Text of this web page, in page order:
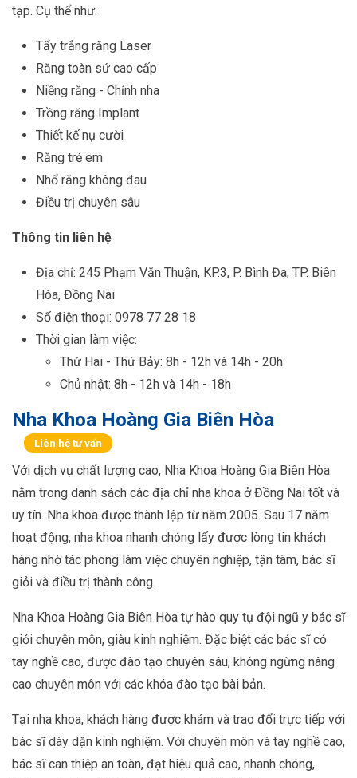
tạp. Cụ thể như:
Tẩy trắng răng Laser
Răng toàn sứ cao cấp
Niềng răng - Chỉnh nha
Trồng răng Implant
Thiết kế nụ cười
Răng trẻ em
Nhổ răng không đau
Điều trị chuyên sâu
Thông tin liên hệ
Địa chỉ: 245 Phạm Văn Thuận, KP.3, P. Bình Đa, TP. Biên
Hòa, Đồng Nai
Số điện thoại: 0978 77 28 18
Thời gian làm việc:
Thứ Hai - Thứ Bảy: 8h - 12h và 14h - 20h
Chủ nhật: 8h - 12h và 14h - 18h
Nha Khoa Hoàng Gia Biên Hòa
Liên hệ tư vấn
Với dịch vụ chất lượng cao, Nha Khoa Hoàng Gia Biên Hòa
nằm trong danh sách các địa chỉ nha khoa ở Đồng Nai tốt và
uy tín. Nha khoa được thành lập từ năm 2005. Sau 17 năm
hoạt động, nha khoa nhanh chóng lấy được lòng tin khách
hàng nhờ tác phong làm việc chuyên nghiệp, tận tâm, bác sĩ
giỏi và điều trị thành công.
Nha Khoa Hoàng Gia Biên Hòa tự hào quy tụ đội ngũ y bác sĩ
giỏi chuyên môn, giàu kinh nghiệm. Đặc biệt các bác sĩ có
tay nghề cao, được đào tạo chuyên sâu, không ngừng nâng
cao chuyên môn với các khóa đào tạo bài bản.
Tại nha khoa, khách hàng được khám và trao đổi trực tiếp với
bác sĩ dày dặn kinh nghiệm. Với chuyên môn và tay nghề cao,
bác sĩ can thiệp an toàn, đạt hiệu quả cao, nhanh chóng,